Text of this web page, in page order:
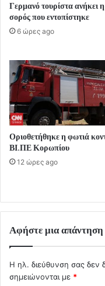
Γερμανό τουρίστα ανήκει η
σορός που εντοπίστηκε
6 ώρες ago
Οριοθετήθηκε η φωτιά
ΒΙ.ΠΕ Κορωπίου
12 ώρες ago
Αφήστε μια απάντηση
Η ηλ. διεύθυνση σας δεν
σημειώνονται με *